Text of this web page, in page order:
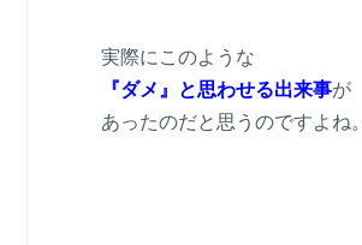
実際にこのような
『ダメ』と思わせる出来事が
あったのだと思うのですよね。